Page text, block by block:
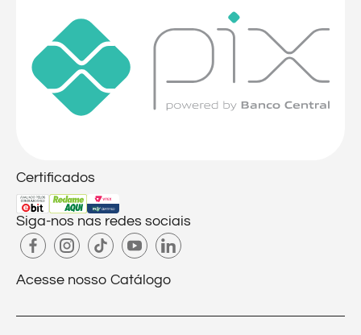
Certificados
Siga-nos nas redes sociais
Acesse nosso Catálogo